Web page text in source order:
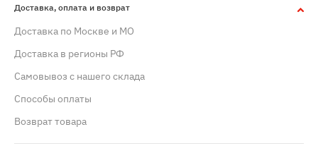
Доставка, оплата и возврат
Доставка по Москве и МО
Доставка в регионы РФ
Самовывоз с нашего склада
Способы оплаты
Возврат товара